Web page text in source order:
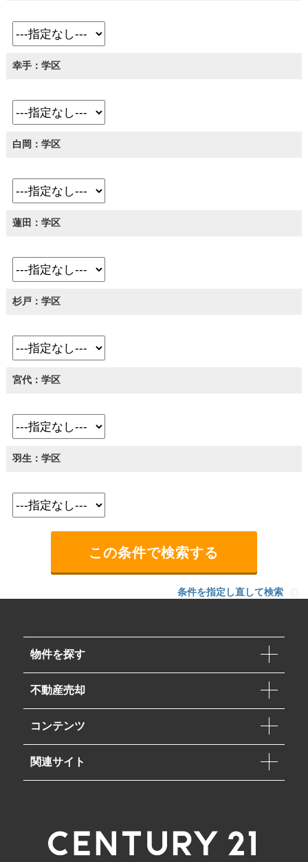
幸手：学区
白岡：学区
蓮田：学区
杉戸：学区
宮代：学区
羽生：学区
条件を指定し直して検索
物件を探す
不動産売却
コンテンツ
関連サイト